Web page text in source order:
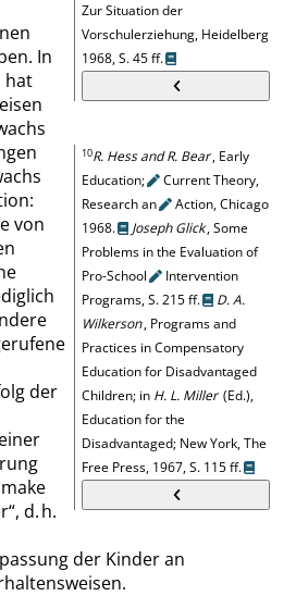
Zur Situation der
Vorschulerziehung, Heidelberg
1968,S. 45 ff.
In
hat
10R. Hess and R. Bear,Early
Education;
Current Theory,
Researchan
Action, Chicago
1968.
Joseph Glick,Some
Problems in the Evaluation of
Pro-School
Intervention
Programs,S. 215 ff.
D. A.
Wilkerson,Programs and
Practices in Compensatory
Education for Disadvantaged
Children; in H. L. Miller(Ed.),
Education for the
Disadvantaged; New York, The
Free Press, 1967,S. 115 ff.
von
der
“, d. h.
der Kinder an